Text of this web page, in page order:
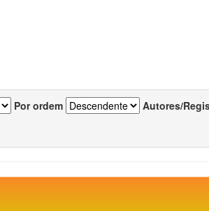
Por ordem Autores/